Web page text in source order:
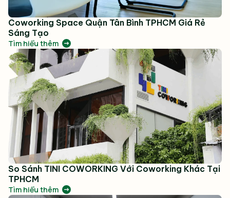
Coworking Space Quận Tân Bình TPHCM Giá Rẻ
Sáng Tạo
Tìm hiểu thêm
So Sánh TINI COWORKING Với Coworking Khác Tại
TPHCM
Tìm hiểu thêm